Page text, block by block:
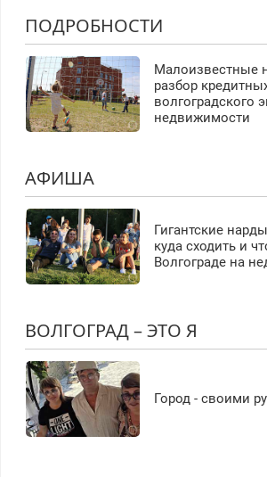
ПОДРОБНОСТИ
Малоизвестные
разбор
волгоградского
недвижимости
АФИША
Гигантские
куда сходить и
Волгограде на
ВОЛГОГРАД – ЭТО Я
Город - своими